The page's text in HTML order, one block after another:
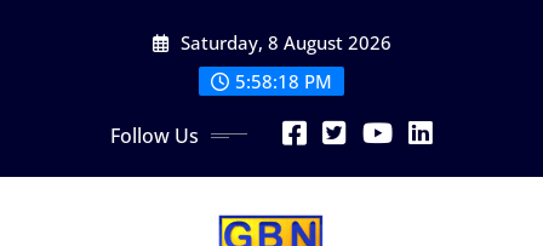
Saturday, 8 August 2026
5:58:18 PM
Follow Us